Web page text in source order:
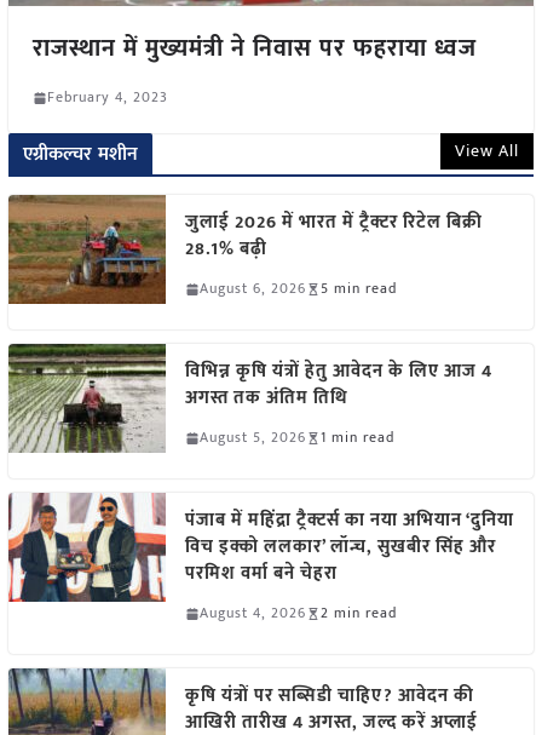
राजस्थान में मुख्यमंत्री ने निवास पर फहराया ध्वज
February 4, 2023
एग्रीकल्चर मशीन View All
जुलाई 2026 में भारत में ट्रैक्टर रिटेल बिक्री
28.1% बढ़ी
August 6, 2026 5 min read
विभिन्न कृषि यंत्रों हेतु आवेदन के लिए आज 4
अगस्त तक अंतिम तिथि
August 5, 2026 1 min read
पंजाब में महिंद्रा ट्रैक्टर्स का नया अभियान ‘दुनिया
विच इक्को ललकार’ लॉन्च, सुखबीर सिंह और
परमिश वर्मा बने चेहरा
August 4, 2026 2 min read
कृषि यंत्रों पर सब्सिडी चाहिए? आवेदन की
आखिरी तारीख 4 अगस्त, जल्द करें अप्लाई